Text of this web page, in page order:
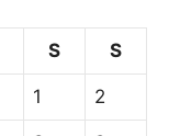
S S
1 2